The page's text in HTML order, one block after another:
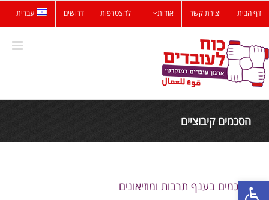
פתח סרגל נגישות
לתוכן
דף הבית יצירת קשר אודות להצטרפות דרושים עברית
הסכמים קיבוציים
הסכמים בענף תרבות ומוזיאונים